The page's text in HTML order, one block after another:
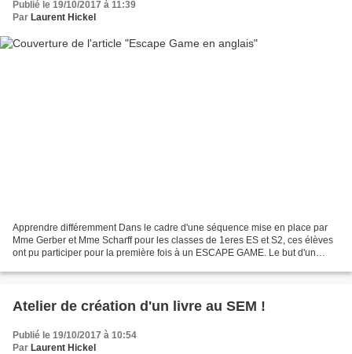
Publié le 19/10/2017 à 11:39
Par Laurent Hickel
Apprendre différemment Dans le cadre d'une séquence mise en place par
Mme Gerber et Mme Scharff pour les classes de 1eres ES et S2, ces élèves
ont pu participer pour la première fois à un ESCAPE GAME. Le but d'un
Atelier de création d'un livre au SEM !
Publié le 19/10/2017 à 10:54
Par Laurent Hickel